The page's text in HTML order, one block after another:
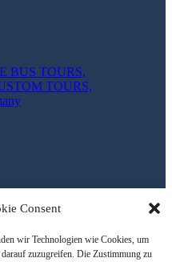
Consent
wir Technologien wie Cookies, um
zuzugreifen. Die Zustimmung zu